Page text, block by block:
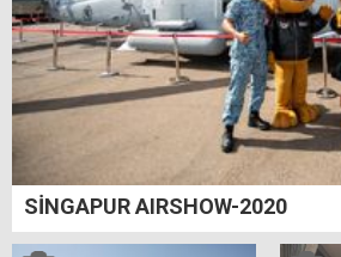
SİNGAPUR AIRSHOW-2020